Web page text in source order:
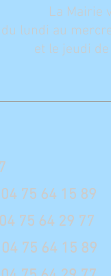
La Mairie
du lundi au
et le jeudi
04 75 64 15 89
04 75 64 29 77
04 75 64 15 89